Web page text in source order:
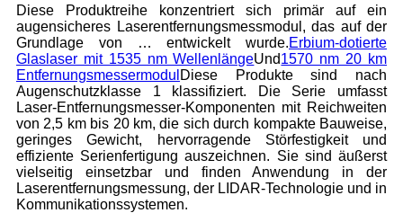
Diese Produktreihe konzentriert sich primär auf ein
augensicheres Laserentfernungsmessmodul, das auf der
Grundlage von … entwickelt wurde.Erbium-dotierte
Glaslaser mit 1535 nm WellenlängeUnd1570 nm 20 km
Entfernungsmessermodul Diese Produkte sind nach
Augenschutzklasse 1 klassifiziert. Die Serie umfasst
Laser-Entfernungsmesser-Komponenten mit Reichweiten
von 2,5 km bis 20 km, die sich durch kompakte Bauweise,
geringes Gewicht, hervorragende Störfestigkeit und
effiziente Serienfertigung auszeichnen. Sie sind äußerst
vielseitig einsetzbar und finden Anwendung in der
Laserentfernungsmessung, der LIDAR-Technologie und in
Kommunikationssystemen.